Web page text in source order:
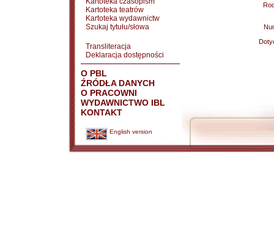
Kartoteka teatrów
Kartoteka wydawnictw
Szukaj tytułu/słowa
Transliteracja
Deklaracja dostępności
O PBL
ŹRÓDŁA DANYCH
O PRACOWNI
WYDAWNICTWO IBL
KONTAKT
English version